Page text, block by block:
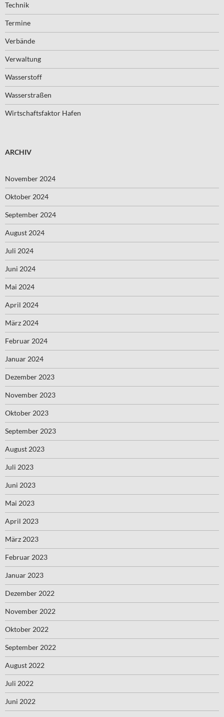
Technik
Termine
Verbände
Verwaltung
Wasserstoff
Wasserstraßen
Wirtschaftsfaktor Hafen
ARCHIV
November 2024
Oktober 2024
September 2024
August 2024
Juli 2024
Juni 2024
Mai 2024
April 2024
März 2024
Februar 2024
Januar 2024
Dezember 2023
November 2023
Oktober 2023
September 2023
August 2023
Juli 2023
Juni 2023
Mai 2023
April 2023
März 2023
Februar 2023
Januar 2023
Dezember 2022
November 2022
Oktober 2022
September 2022
August 2022
Juli 2022
Juni 2022